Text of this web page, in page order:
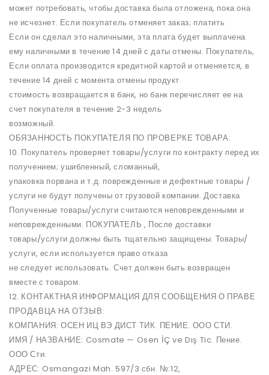
может потребовать, чтобы доставка была отложена, пока она
не исчезнет. Если покупатель отменяет заказ; платить
Если он сделал это наличными, эта плата будет выплачена
ему наличными в течение 14 дней с даты отмены. Покупатель,
Если оплата производится кредитной картой и отменяется, в
течение 14 дней с момента отмены продукт
стоимость возвращается в банк, но банк перечисляет ее на
счет покупателя в течение 2-3 недель
возможный.
ОБЯЗАННОСТЬ ПОКУПАТЕЛЯ ПО ПРОВЕРКЕ ТОВАРА:
10. Покупатель проверяет товары/услуги по контракту перед их
получением; ушибленный, сломанный,
упаковка порвана и т.д. поврежденные и дефектные товары /
услуги не будут получены от грузовой компании. Доставка
Полученные товары/услуги считаются неповрежденными и
неповрежденными. ПОКУПАТЕЛЬ , После доставки
товары/услуги должны быть тщательно защищены. Товары/
услуги, если используется право отказа
не следует использовать. Счет должен быть возвращен
вместе с товаром.
12. КОНТАКТНАЯ ИНФОРМАЦИЯ ДЛЯ СООБЩЕНИЯ О ПРАВЕ
ПРОДАВЦА НА ОТЗЫВ:
КОМПАНИЯ: ОСЕН ИЦ ВЭ ДИСТ ТИК. ПЕНИЕ. ООО СТИ.
ИМЯ / НАЗВАНИЕ: Cosmate — Osen İÇ ve Dış Tic. Пение.
ООО Сти.
АДРЕС: Osmangazi Mah. 597/3 сбн. №:12,